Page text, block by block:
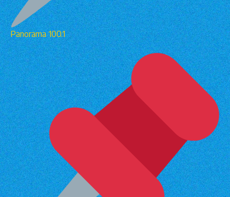
Panorama 100.1